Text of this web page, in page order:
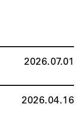
2026.07.01
2026.04.16